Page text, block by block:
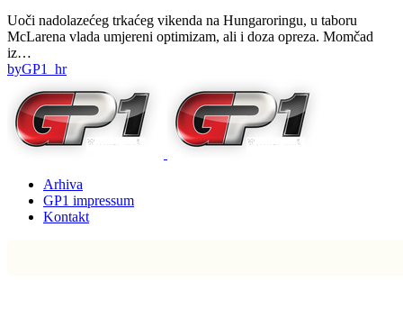
Uoči nadolazećeg trkaćeg vikenda na Hungaroringu, u taboru
McLarena vlada umjereni optimizam, ali i doza opreza. Momčad
iz…
byGP1_hr
Arhiva
GP1 impressum
Kontakt